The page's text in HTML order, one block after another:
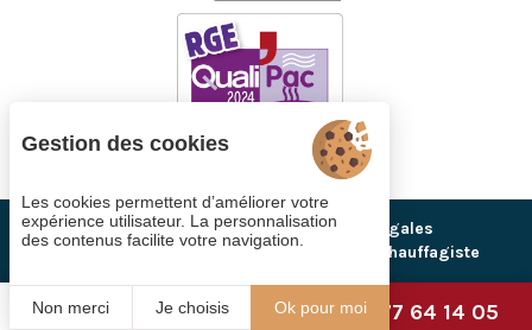
06 77 64 14 05
Gestion des cookies
Mentions légales
Plan du site
© 2022Site Web Artisan Chauffagiste
Gestion des cookies
Les cookies permettent d’améliorer votre
expérience utilisateur. La personnalisation
des contenus facilite votre navigation.
Non merci Je choisis Ok pour moi